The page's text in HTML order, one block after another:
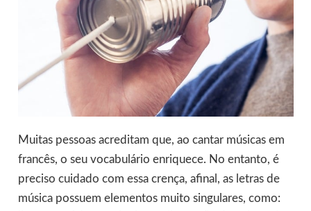
Muitas pessoas acreditam que, ao cantar músicas em
francês, o seu vocabulário enriquece. No entanto, é
preciso cuidado com essa crença, afinal, as letras de
música possuem elementos muito singulares, como: